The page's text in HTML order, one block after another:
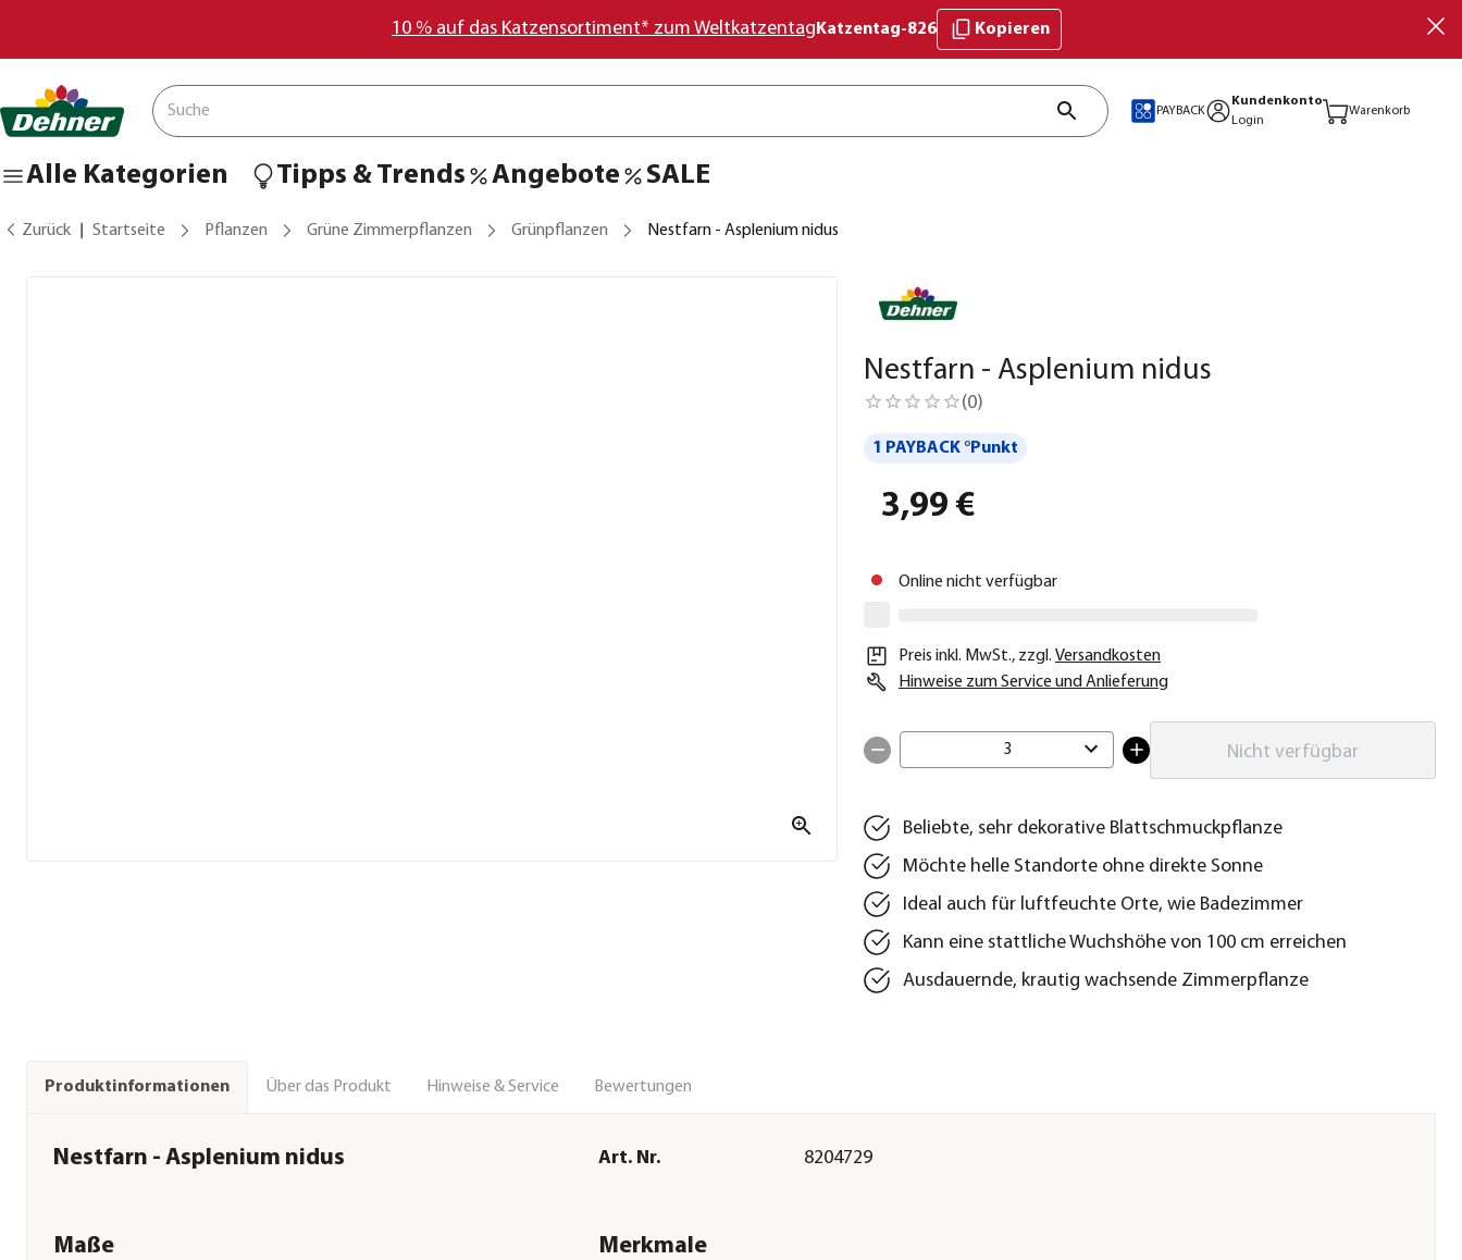
10 % auf das Katzensortiment* zum Weltkatzentag Katzentag-826 Kopieren
PAYBACK
Kundenkonto
Login
Warenkorb
Alle Kategorien Tipps & Trends Angebote SALE
Zurück Startseite Pflanzen Grüne Zimmerpflanzen Grünpflanzen Nestfarn - Asplenium nidus
Nestfarn - Asplenium nidus
(0)
1 PAYBACK °Punkt
3,99 €
Online nicht verfügbar
Preis inkl. MwSt., zzgl. Versandkosten
Hinweise zum Service und Anlieferung
3 Nicht verfügbar
Beliebte, sehr dekorative Blattschmuckpflanze
Möchte helle Standorte ohne direkte Sonne
Ideal auch für luftfeuchte Orte, wie Badezimmer
Kann eine stattliche Wuchshöhe von 100 cm erreichen
Ausdauernde, krautig wachsende Zimmerpflanze
Produktinformationen Über das Produkt Hinweise & Service Bewertungen
Nestfarn - Asplenium nidus Art. Nr. 8204729
Maße Merkmale